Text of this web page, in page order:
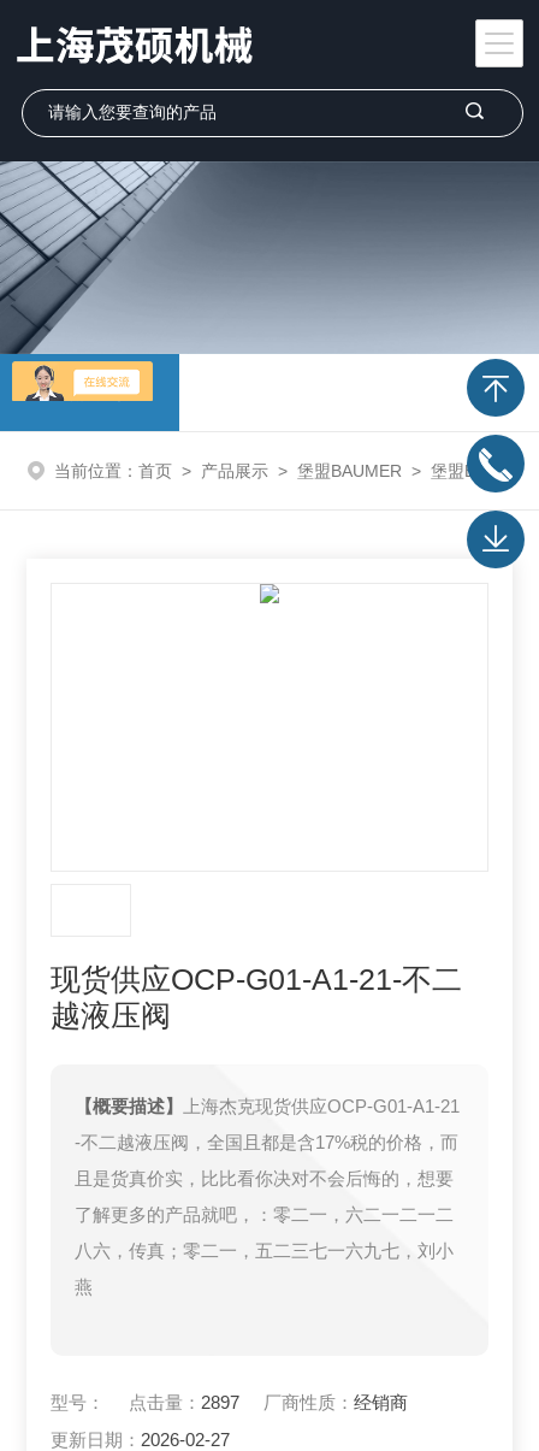
产品展示
当前位置： 首页 > 产品展示 > 堡盟BAUMER > 堡盟BAUMER 传感器，编码器
现货供应OCP-G01-A1-21-不二
越液压阀
【概要描述】
上海杰克现货供应OCP-G01-A1-21
-不二越液压阀，全国且都是含17%税的价格，而
且是货真价实，比比看你决对不会后悔的，想要
了解更多的产品就吧，：零二一，六二一二一二
八六，传真；零二一，五二三七一六九七，刘小
燕
型号： 点击量： 2897 厂商性质：经销商
更新日期： 2026-02-27